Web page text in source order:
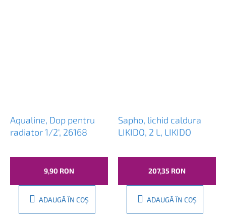
Aqualine, Dop pentru
radiator 1/2', 26168
9,90 RON
ADAUGĂ ÎN COŞ
Sapho, lichid caldura
LIKIDO, 2 L, LIKIDO
207,35 RON
ADAUGĂ ÎN COŞ